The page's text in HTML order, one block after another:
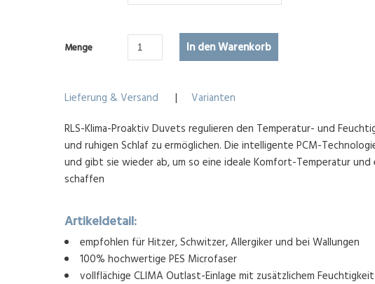
Menge
Lieferung & Versand |
Varianten
RLS-Klima-Proaktiv Duvets regulieren den Temperatur- und
und ruhigen Schlaf zu ermöglichen. Die intelligente PCM-
und gibt sie wieder ab, um so eine ideale Komfort-Temperatur und
schaffen
Artikeldetail:
empfohlen für Hitzer, Schwitzer, Allergiker und bei Wallungen
100% hochwertige PES Microfaser
vollflächige CLIMA Outlast-Einlage mit zusätzlichem